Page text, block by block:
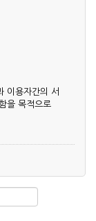
이용자간의 서
을 목적으로
라인 공사를
스 이용을 중
력 발생일 이